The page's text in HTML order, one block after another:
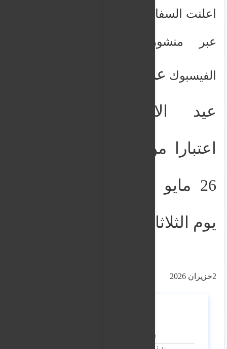
اعلنت السفارة السورية في نيقوسيا
عبر منشور بصفحتها على
الفيسبوك عن اجازتها بمناسبة
عيد الاضحى المبارك
اعتبارا من يوم غد الثلاثاء
26 مايو و تستانف
يوم الثلاثاء
2حزيران 2026